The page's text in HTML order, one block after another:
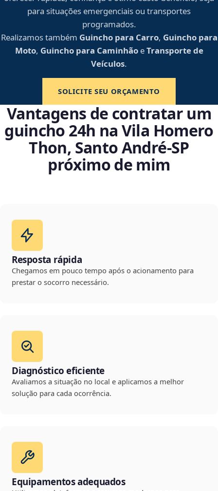
para situações emergenciais ou transportes
programados.
Realizamos também Guincho para Carro, Guincho para
Moto, Guincho para CaminhãoeTransporte de
Veículos.
SOLICITE SEU ORÇAMENTO
Vantagens de contratar um
guincho 24h na Vila Homero
Thon, Santo André‑SP
próximo de mim
Resposta rápida
Chegamos em pouco tempo após o acionamento para
prestar o socorro necessário.
Diagnóstico eficiente
Avaliamos a situação no local e aplicamos a melhor
solução para cada ocorrência.
Equipamentos adequados